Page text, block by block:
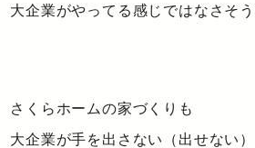
大企業がやってる感じではなさそう
さくらホームの家づくりも
大企業が手を出さない（出せない）